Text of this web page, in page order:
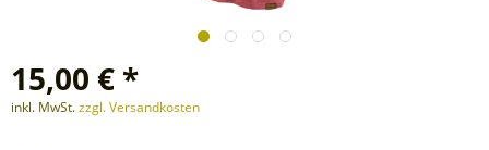
15,00 € *
inkl. MwSt.zzgl. Versandkosten